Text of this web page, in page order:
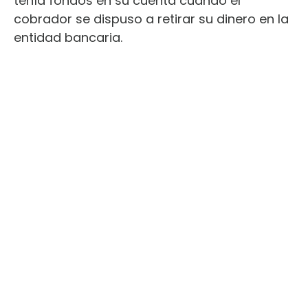
cobrador se dispuso a retirar su dinero en la
entidad bancaria.